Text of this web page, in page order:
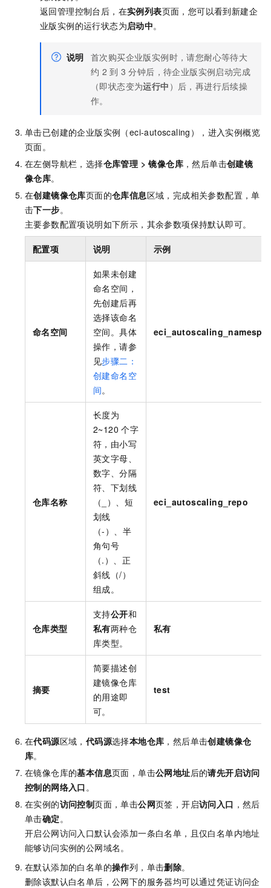
返回管理控制台后，在实例列表页面，您可以看到新建企
业版实例的运行状态为启动中。
说明 首次购买企业版实例时，请您耐心等待大
约 2 到 3 分钟后，待企业版实例启动完成
（即状态变为运行中 ）后，再进行后续操
作。
单击已创建的企业版实例（eci-autoscaling），进入实例概览
页面。
在左侧导航栏，选择仓库管理 >镜像仓库 ，然后单击创建镜
像仓库。
在创建镜像仓库页面的仓库信息区域，完成相关参数配置，单
击下一步。
主要参数配置项说明如下所示，其余参数项保持默认即可。
配置项 说明 示例
命名空间
如果未创建
命名空间，
先创建后再
选择该命名
空间。具体
操作，请参
见步骤二：
创建命名空
间。
仓库名称
长度为
2~120 个字
符，由小写
英文字母、
数字、分隔
符、下划线
（_）、短
划线
（-）、半
角句号
（.）、正
斜线（/）
组成。
eci_autoscaling_repo
仓库类型
支持公开和
私有两种仓
库类型。
私有
摘要
简要描述创
建镜像仓库
的用途即
可。
test
在代码源区域， 代码源选择本地仓库 ，然后单击创建镜像仓
库。
在镜像仓库的基本信息页面，单击公网地址后的请先开启访问
控制的网络入口 。
在实例的访问控制页面，单击公网页签，开启访问入口 ，然后
单击确定 。
开启公网访问入口默认会添加一条白名单，且仅白名单内地址
能够访问实例的公网域名。
在默认添加的白名单的操作列，单击删除。
删除该默认白名单后，公网下的服务器均可以通过凭证访问企